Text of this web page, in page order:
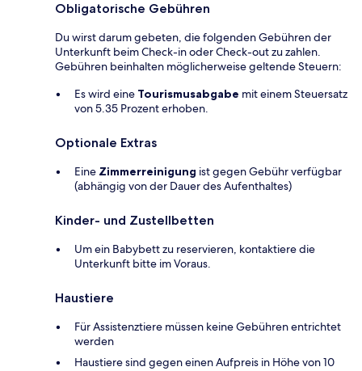
Obligatorische Gebühren
Du wirst darum gebeten, die folgenden Gebühren der
Unterkunft beim Check-in oder Check-out zu zahlen.
Gebühren beinhalten möglicherweise geltende Steuern:
Es wird eine Tourismusabgabe mit einem Steuersatz
von 5.35 Prozent erhoben.
Optionale Extras
Eine Zimmerreinigung ist gegen Gebühr verfügbar
(abhängig von der Dauer des Aufenthaltes)
Kinder- und Zustellbetten
Um ein Babybett zu reservieren, kontaktiere die
Unterkunft bitte im Voraus.
Haustiere
Für Assistenztiere müssen keine Gebühren entrichtet
werden
Haustiere sind gegen einen Aufpreis in Höhe von 10